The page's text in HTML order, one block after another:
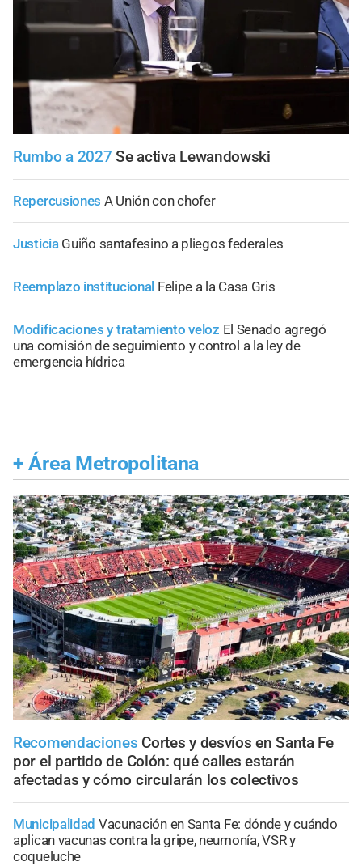
Rumbo a 2027 Se activa Lewandowski
Repercusiones A Unión con chofer
Justicia Guiño santafesino a pliegos federales
Reemplazo institucional Felipe a la Casa Gris
Modificaciones y tratamiento veloz El Senado agregó
una comisión de seguimiento y control a la ley de
emergencia hídrica
+ Área Metropolitana
Recomendaciones Cortes y desvíos en Santa Fe
por el partido de Colón: qué calles estarán
afectadas y cómo circularán los colectivos
Municipalidad Vacunación en Santa Fe: dónde y cuándo
aplican vacunas contra la gripe, neumonía, VSR y
coqueluche